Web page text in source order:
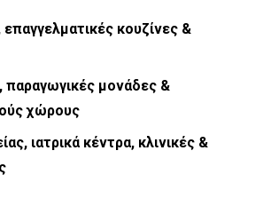
επαγγελματικές κουζίνες &
παραγωγικές μονάδες &
χώρους
ιατρικά κέντρα, κλινικές &